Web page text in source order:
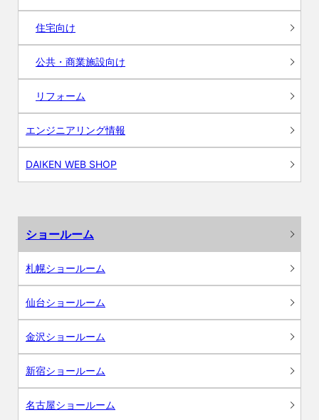
住宅向け
公共・商業施設向け
リフォーム
エンジニアリング情報
DAIKEN WEB SHOP
ショールーム
札幌ショールーム
仙台ショールーム
金沢ショールーム
新宿ショールーム
名古屋ショールーム